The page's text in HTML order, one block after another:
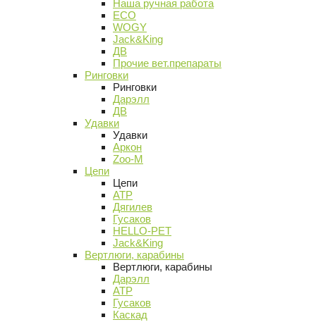
Наша ручная работа
ECO
WOGY
Jack&King
ДВ
Прочие вет.препараты
Ринговки
Ринговки
Дарэлл
ДВ
Удавки
Удавки
Аркон
Zoo-M
Цепи
Цепи
АТР
Дягилев
Гусаков
HELLO-PET
Jack&King
Вертлюги, карабины
Вертлюги, карабины
Дарэлл
АТР
Гусаков
Каскад